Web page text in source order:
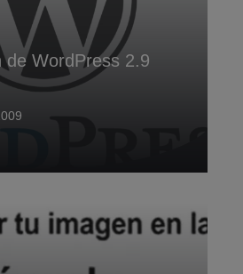
de WordPress 2.9